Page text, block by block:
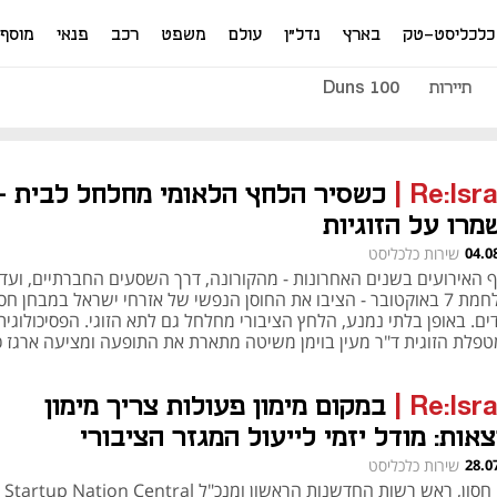
כלכליסט-טק בארץ נדל"ן עולם משפט רכב פנאי מוסף
תיירות Duns 100
כשסיר הלחץ הלאומי מחלחל לבית
על הזוגיות
שירות כלכליסט
האירועים בשנים האחרונות - מהקורונה, דרך השסעים החברתיים, ועד
למלחמת 7 באוקטובר - הציבו את החוסן הנפשי של אזרחי ישראל במבחן
באופן בלתי נמנע, הלחץ הציבורי מחלחל גם לתא הזוגי.
הזוגית ד"ר מעין בוימן משיטה מתארת את התופעה ומציעה ארגז
במקום מימון פעולות צריך מימון
מודל יזמי לייעול המגזר הציבורי
שירות כלכליסט
אבי חסון, ראש רשות החדשנות הראשון ומנכ"ל Startup Nation Central